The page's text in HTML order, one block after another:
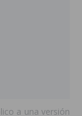
a una versión